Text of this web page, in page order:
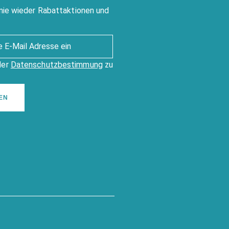
wieder Rabattaktionen und
Datenschutzbestimmungzu